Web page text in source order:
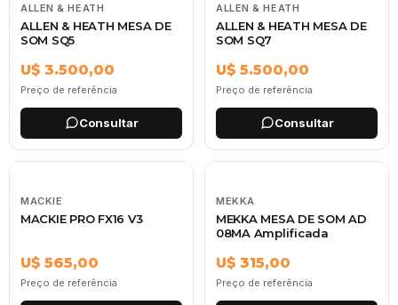
ALLEN & HEATH
ALLEN & HEATH MESA DE
SOM SQ5
U$ 3.500,00
Preço de referência
Consultar
ALLEN & HEATH
ALLEN & HEATH MESA DE
SOM SQ7
U$ 5.500,00
Preço de referência
Consultar
MACKIE
MACKIE PRO FX16 V3
U$ 565,00
Preço de referência
MEKKA
MEKKA MESA DE SOM AD
08MA Amplificada
U$ 315,00
Preço de referência